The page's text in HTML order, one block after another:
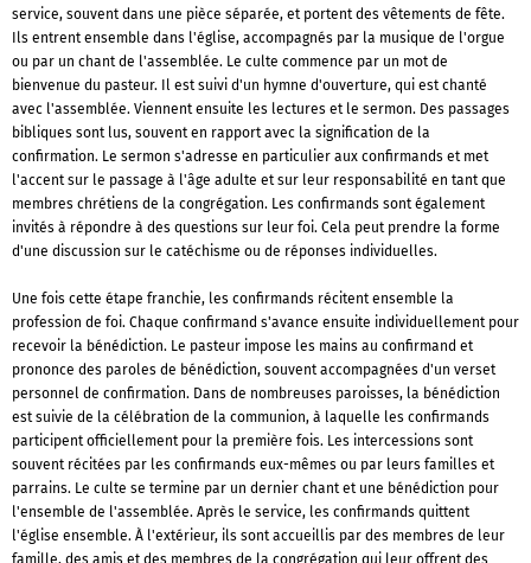
service, souvent dans une pièce séparée, et portent des vêtements de fête.
Ils entrent ensemble dans l'église, accompagnés par la musique de l'orgue
ou par un chant de l'assemblée. Le culte commence par un mot de
bienvenue du pasteur. Il est suivi d'un hymne d'ouverture, qui est chanté
avec l'assemblée. Viennent ensuite les lectures et le sermon. Des passages
bibliques sont lus, souvent en rapport avec la signification de la
confirmation. Le sermon s'adresse en particulier aux confirmands et met
l'accent sur le passage à l'âge adulte et sur leur responsabilité en tant que
membres chrétiens de la congrégation. Les confirmands sont également
invités à répondre à des questions sur leur foi. Cela peut prendre la forme
d'une discussion sur le catéchisme ou de réponses individuelles.
Une fois cette étape franchie, les confirmands récitent ensemble la
profession de foi. Chaque confirmand s'avance ensuite individuellement pour
recevoir la bénédiction. Le pasteur impose les mains au confirmand et
prononce des paroles de bénédiction, souvent accompagnées d'un verset
personnel de confirmation. Dans de nombreuses paroisses, la bénédiction
est suivie de la célébration de la communion, à laquelle les confirmands
participent officiellement pour la première fois. Les intercessions sont
souvent récitées par les confirmands eux-mêmes ou par leurs familles et
parrains. Le culte se termine par un dernier chant et une bénédiction pour
l'ensemble de l'assemblée. Après le service, les confirmands quittent
l'église ensemble. À l'extérieur, ils sont accueillis par des membres de leur
famille, des amis et des membres de la congrégation qui leur offrent des